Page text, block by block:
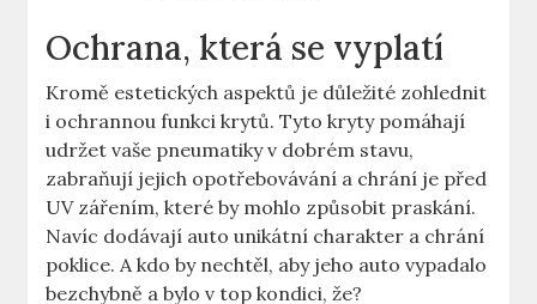
Ochrana, která se vyplatí
Kromě estetických aspektů je důležité zohlednit
i ochrannou funkci krytů. Tyto kryty pomáhají
udržet vaše pneumatiky v dobrém stavu,
zabraňují jejich opotřebovávání a chrání je před
UV zářením, které by mohlo způsobit praskání.
Navíc dodávají auto unikátní charakter a chrání
poklice. A kdo by nechtěl, aby jeho auto vypadalo
bezchybně a bylo v top kondici, že?